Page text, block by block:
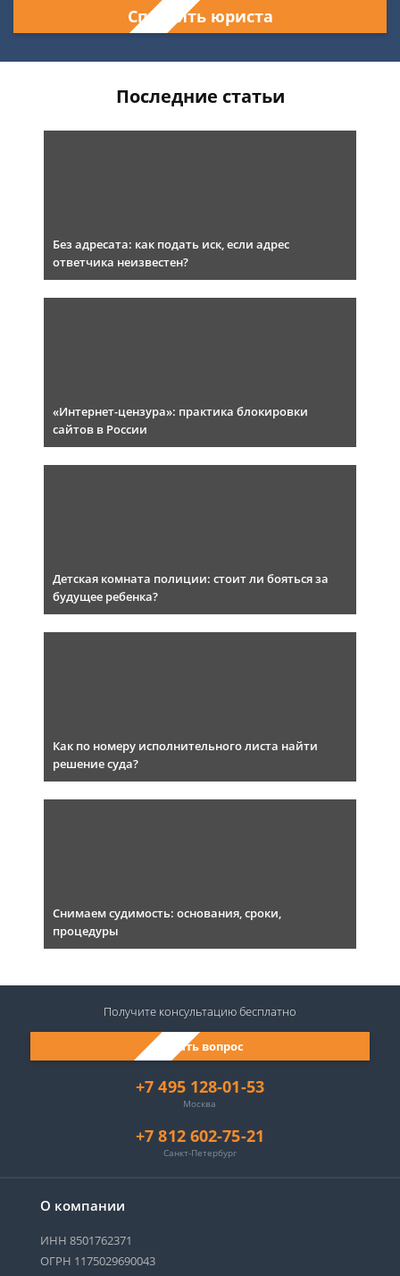
Спросить юриста
Последние статьи
Без адресата: как подать иск, если адрес
ответчика неизвестен?
«Интернет-цензура»: практика блокировки
сайтов в России
Детская комната полиции: стоит ли бояться за
будущее ребенка?
Как по номеру исполнительного листа найти
решение суда?
Снимаем судимость: основания, сроки,
процедуры
О компании
ИНН 8501762371
ОГРН 1175029690043
+7 495 128-01-53
Москва
+7 812 602-75-21
Санкт-Петербург
Задать вопрос
Получите консультациюбесплатно